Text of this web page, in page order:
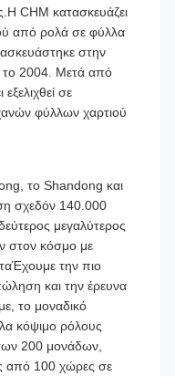
CHM κατασκευάζει
από ρολά σε φύλλα
στην
το 2004. Μετά από
σε
φύλλων χαρτιού
το Shandong και
σχεδόν 140.000
μεγαλύτερος
στον κόσμο με
την πιο
και την έρευνα
το μοναδικό
κόψιμο ρόλους
200 μονάδων,
από 100 χώρες σε